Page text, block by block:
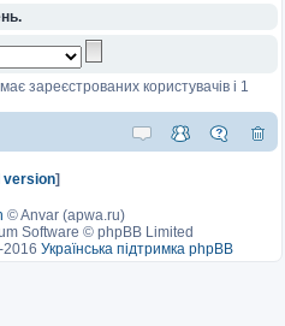
зареєстрованих користувачів і 1
version]
©Anvar (apwa.ru)
Software © phpBB Limited
2016 Українська підтримка phpBB